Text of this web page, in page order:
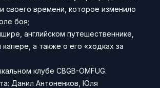
своего времени, которое изменило
боя;
английском путешественнике,
а также о его «ходках за
клубе CBGB-OMFUG.
Данил Антоненков, Юля